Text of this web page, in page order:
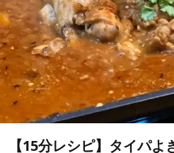
【15分レシピ】タイパ